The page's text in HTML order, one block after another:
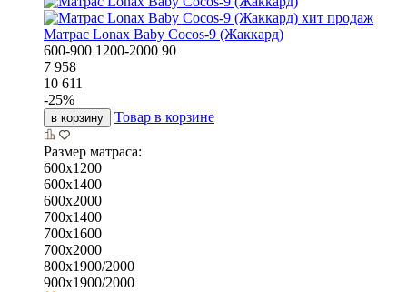
хит продаж
Матрас Lonax Baby Cocos-9 (Жаккард)
600-900 1200-2000 90
7 958
10 611
-25%
в корзину Товар в корзине
Размер матраса:
600х1200
600х1400
600х2000
700х1400
700х1600
700х2000
800х1900/2000
900х1900/2000